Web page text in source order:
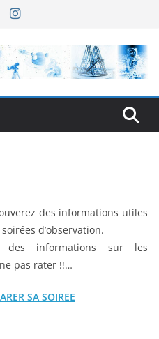
des informations utiles
d’observation.
des informations sur les
pas rater !!…
SA SOIREE